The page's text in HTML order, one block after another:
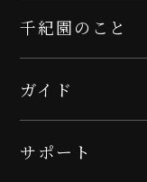
千紀園のこと
ガイド
サポート